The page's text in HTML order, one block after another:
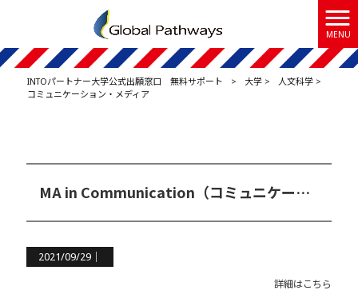
MENU
INTOパートナー大学公式出願窓口 無料サポート > 大学 > 人文科学 >
コミュニケーション・メディア
MA in Communication（コミュニケーション修士コース）
2021/09/29｜
詳細はこちら